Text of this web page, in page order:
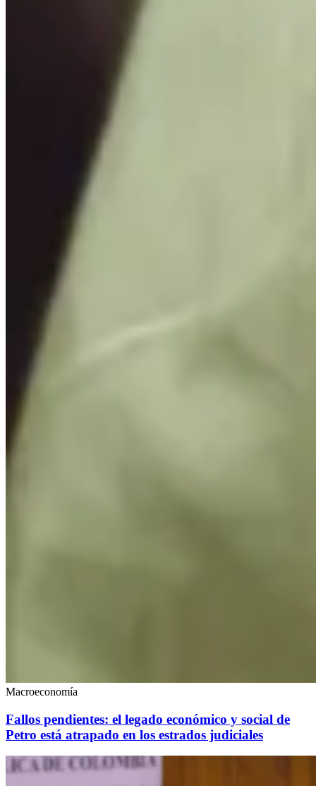
Macroeconomía
Fallos pendientes: el legado económico y social de
Petro está atrapado en los estrados judiciales